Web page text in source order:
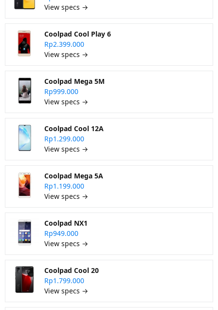
View specs →
Coolpad Cool Play 6
Rp2.399.000
View specs →
Coolpad Mega 5M
Rp999.000
View specs →
Coolpad Cool 12A
Rp1.299.000
View specs →
Coolpad Mega 5A
Rp1.199.000
View specs →
Coolpad NX1
Rp949.000
View specs →
Coolpad Cool 20
Rp1.799.000
View specs →